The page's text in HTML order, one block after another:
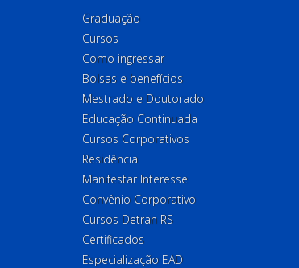
Graduação
Cursos
Como ingressar
Bolsas e benefícios
Mestrado e Doutorado
Educação Continuada
Cursos Corporativos
Residência
Manifestar Interesse
Convênio Corporativo
Cursos Detran RS
Certificados
Especialização EAD